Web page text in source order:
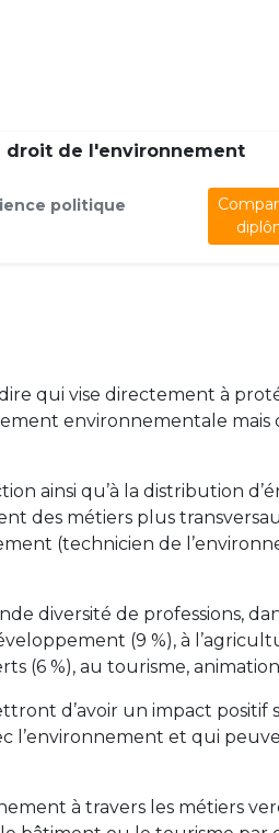
droit de l'environnement
politique
qui vise directement à
environnementale
ainsi qu’à la distribution
des métiers plus
(technicien de
diversité de professions,
(9 %), à
%), au tourisme, animation
d’avoir un impact
l’environnement et qui
à travers les métiers